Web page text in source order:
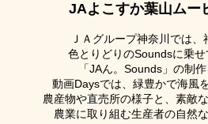
津波警報解除に伴う営業再開のお
2025年7月30日
JAバンクを装ったフィッシングメ
JAよこすか葉山ムー
ＪＡグループ神奈川では、
色とりどりのSoundsに乗
「JAん。Sounds」の制
動画Daysでは、緑豊かで海風
農産物や直売所の様子と、素敵
農業に取り組む生産者の自然